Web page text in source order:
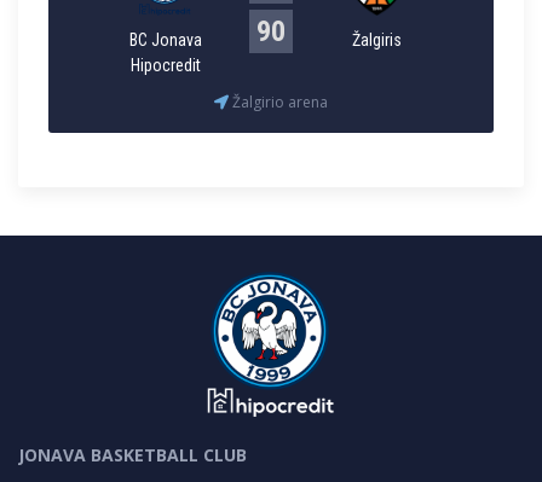
BC Jonava
Hipocredit
90
Žalgiris
Žalgirio arena
JONAVA BASKETBALL CLUB